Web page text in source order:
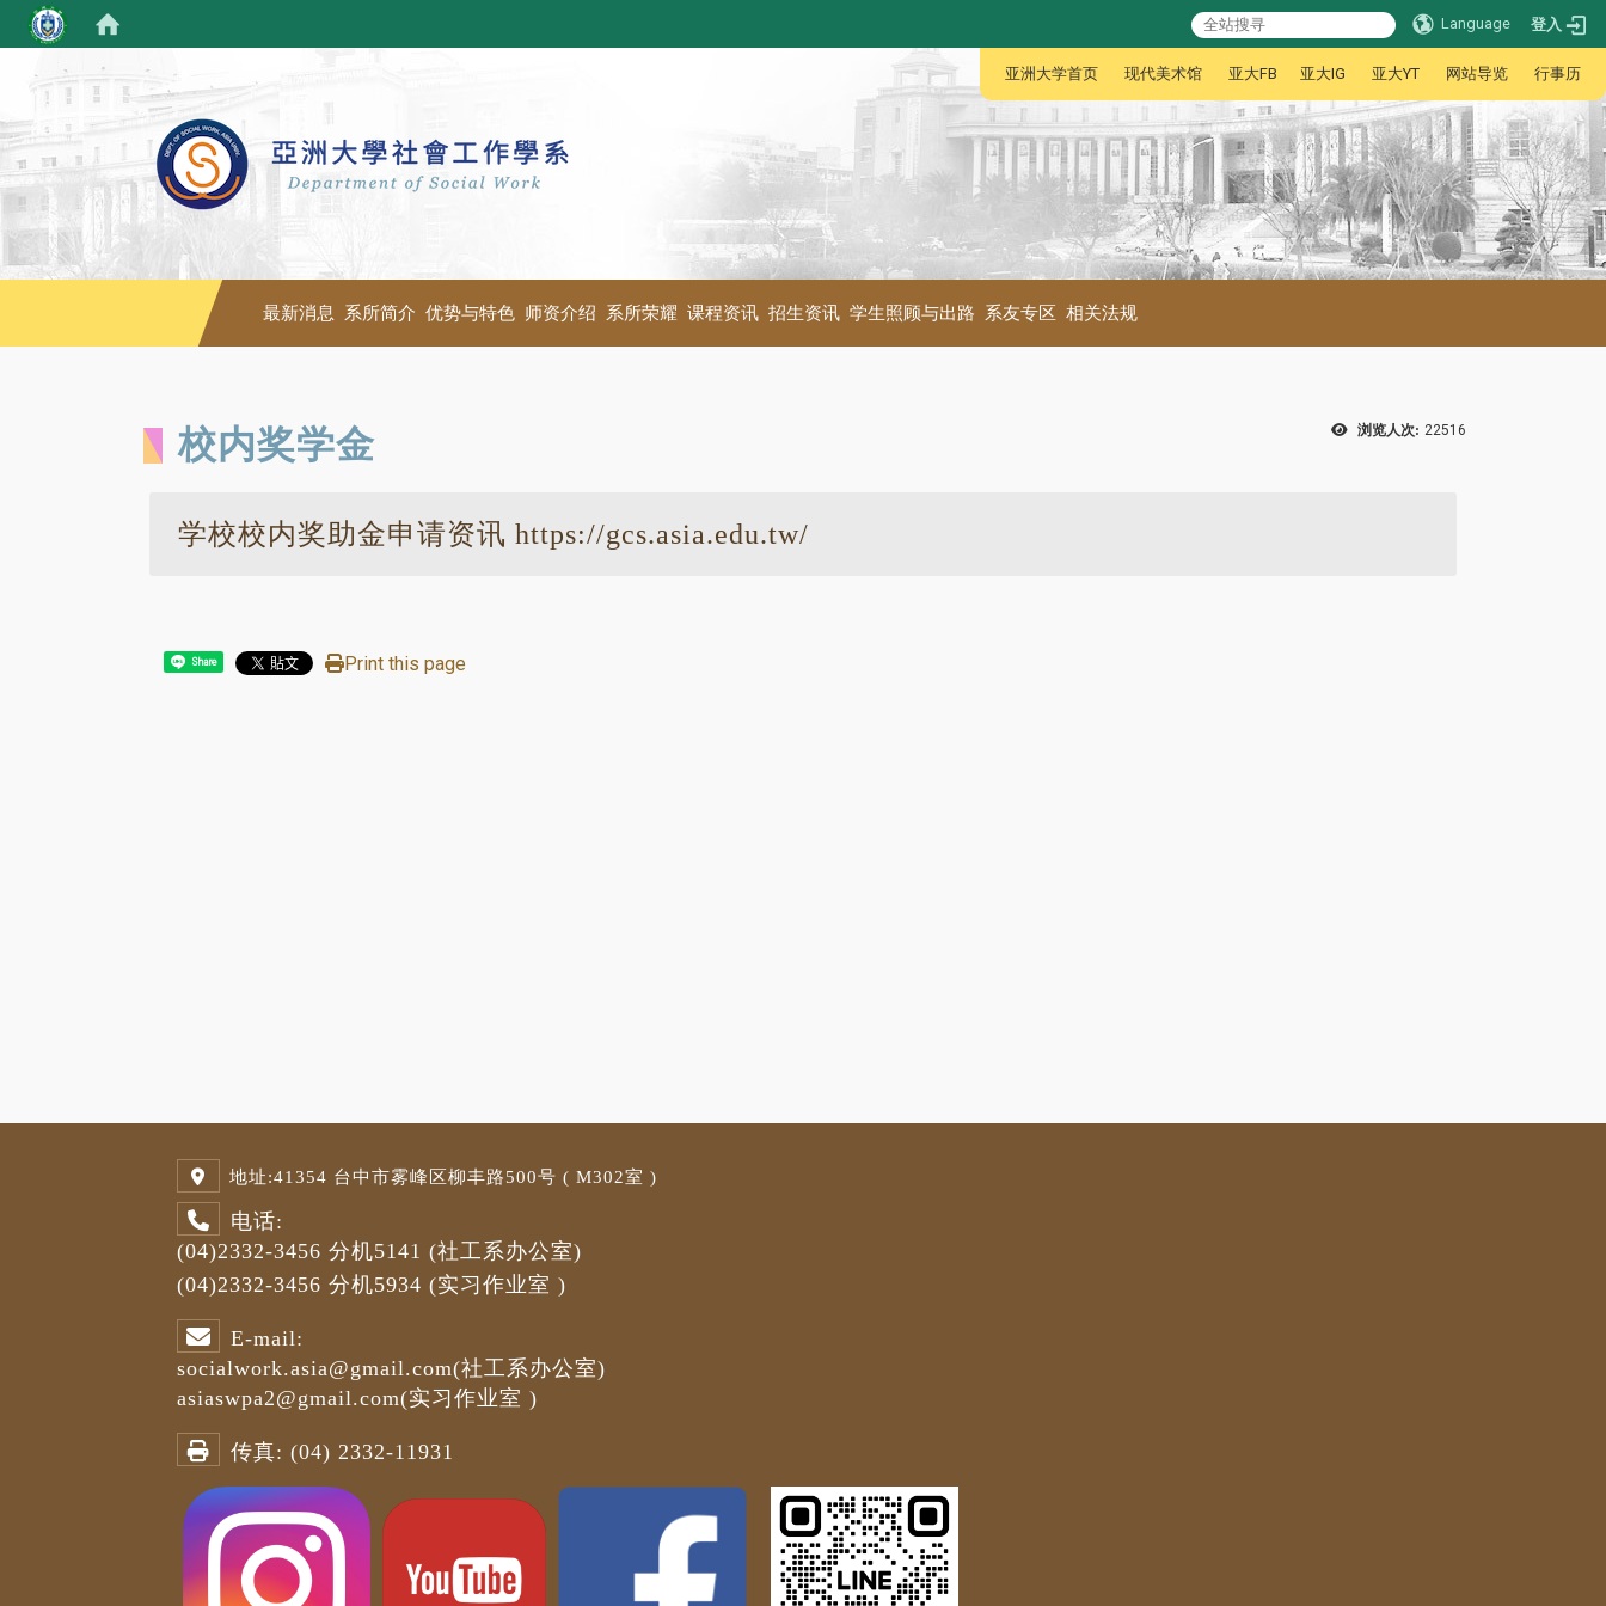
Language 登入
亚洲大学首页 现代美术馆 亚大FB 亚大IG 亚大YT 网站导览 行事历
最新消息 系所简介 优势与特色 师资介绍 系所荣耀 课程资讯 招生资讯 学生照顾与出路 系友专区 相关法规
浏览人次: 22516
校内奖学金
学校校内奖助金申请资讯 https://gcs.asia.edu.tw/
Share Print this page
地址:41354 台中市雾峰区柳丰路500号 ( M302室 )
电话:
(04)2332-3456 分机5141 (社工系办公室)
(04)2332-3456 分机5934 (实习作业室 )
E-mail:
socialwork.asia@gmail.com(社工系办公室)
asiaswpa2@gmail.com(实习作业室 )
传真: (04) 2332-11931